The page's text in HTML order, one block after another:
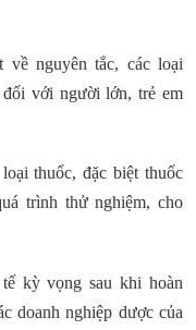
về nguyên tắc, các loại
đối với người lớn, trẻ em
thuốc, đặc biệt thuốc
trình thử nghiệm, cho
kỳ vọng sau khi hoàn
doanh nghiệp dược của